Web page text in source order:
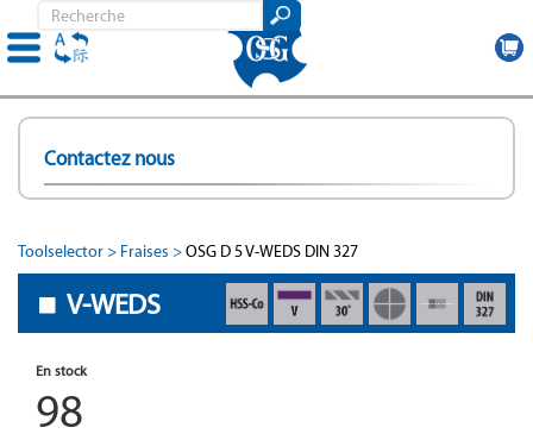
content
Contactez nous
Toolselector Fraises OSG D 5 V-WEDS DIN 327
V-WEDS
En stock
98